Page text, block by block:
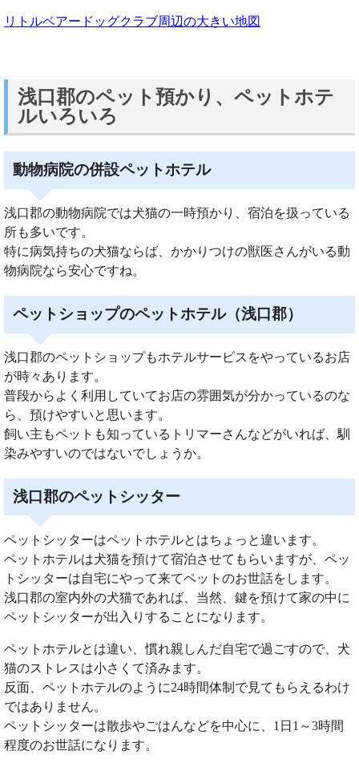
リトルベアードッグクラブ周辺の大きい地図
浅口郡のペット預かり、ペットホテ
ルいろいろ
動物病院の併設ペットホテル
浅口郡の動物病院では犬猫の一時預かり、宿泊を扱っている
所も多いです。
特に病気持ちの犬猫ならば、かかりつけの獣医さんがいる動
物病院なら安心ですね。
ペットショップのペットホテル（浅口郡）
浅口郡のペットショップもホテルサービスをやっているお店
が時々あります。
普段からよく利用していてお店の雰囲気が分かっているのな
ら、預けやすいと思います。
飼い主もペットも知っているトリマーさんなどがいれば、馴
染みやすいのではないでしょうか。
浅口郡のペットシッター
ペットシッターはペットホテルとはちょっと違います。
ペットホテルは犬猫を預けて宿泊させてもらいますが、ペッ
トシッターは自宅にやって来てペットのお世話をします。
浅口郡の室内外の犬猫であれば、当然、鍵を預けて家の中に
ペットシッターが出入りすることになります。
ペットホテルとは違い、慣れ親しんだ自宅で過ごすので、犬
猫のストレスは小さくて済みます。
反面、ペットホテルのように24時間体制で見てもらえるわけ
ではありません。
ペットシッターは散歩やごはんなどを中心に、1日1～3時間
程度のお世話になります。